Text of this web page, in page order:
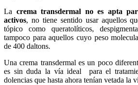
La crema transdermal no es apta
activos, no tiene sentido usar aquellos
tópico como queratolíticos,
tampoco para aquellos cuyo peso
de 400 daltons.
Una crema transdermal es un poco
es sin duda la vía ideal para el
dolencias que hasta ahora tenían vetada la